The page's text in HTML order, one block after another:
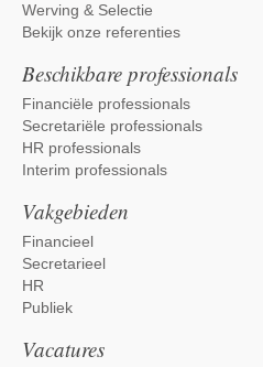
Werving & Selectie
Bekijk onze referenties
Beschikbare professionals
Financiële professionals
Secretariële professionals
HR professionals
Interim professionals
Vakgebieden
Financieel
Secretarieel
HR
Publiek
Vacatures